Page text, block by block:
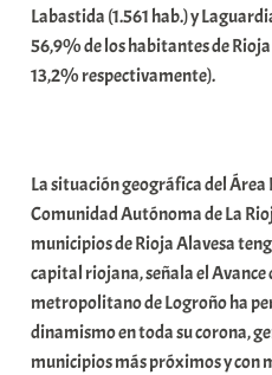
Labastida (1.561 hab.) y
56,9% de los habitantes de
13,2% respectivamente).
La situación geográfica del
Comunidad Autónoma de La
municipios de Rioja Alavesa
capital riojana, señala el Avance
metropolitano de Logroño ha
dinamismo en toda su corona,
municipios más próximos y con